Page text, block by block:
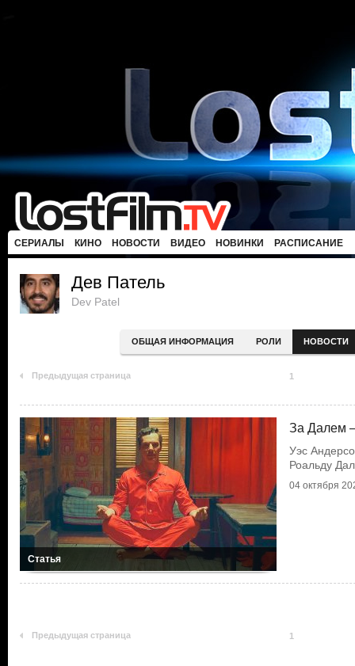
СЕРИАЛЫ КИНО НОВОСТИ ВИДЕО НОВИНКИ РАСПИСАНИЕ
Дев Патель
Dev Patel
ОБЩАЯ ИНФОРМАЦИЯ РОЛИ НОВОСТИ
Предыдущая страница 1
Статья
За Далем
Уэс
Роальду
04 октября
Предыдущая страница 1